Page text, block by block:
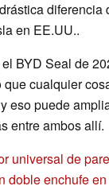
diferencia
en EE.UU..
BYD Seal de
que cualquier
eso puede
entre ambos allí.
universal de
doble enchufe